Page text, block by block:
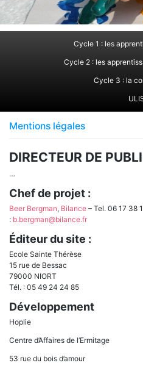
Cycle 1 : les
Cycle 2 : les
Cycle 3 : la
Mentions légales
DIRECTEUR DE
…
Chef de projet :
Beer Bergman, Bilance – Tel. 06 17 38
: b.bergman@bilance.fr
Éditeur du site :
Ecole Sainte Thérèse
15 rue de Bessac
79000 NIORT
Tél. : 05 49 24 24 85
Développement
Hoplie
Centre d’Affaires de l’Ermitage
53 rue du bois d’amour